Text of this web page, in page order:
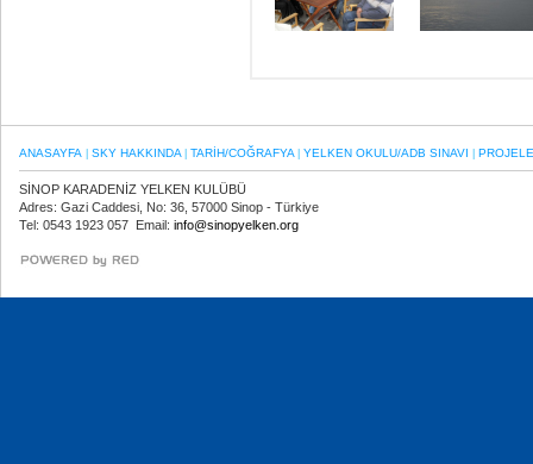
ANASAYFA SKY HAKKINDA TARİH/COĞRAFYA YELKEN OKULU/ADB SINAVI
SİNOP KARADENİZ YELKEN KULÜBÜ
Adres: Gazi Caddesi, No: 36, 57000 Sinop - Türkiye
Tel: 0543 1923 057 Email: info@sinopyelken.org